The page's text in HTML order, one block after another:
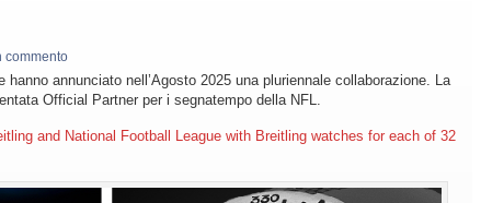
commento
annunciato nell’Agosto 2025 una pluriennale collaborazione. La
Official Partner per i segnatempo della NFL.
and National Football League with Breitling watches for each of 32